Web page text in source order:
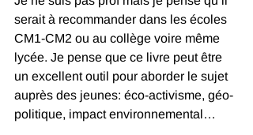
serait à recommander dans les écoles
CM1-CM2 ou au collège voire même
lycée. Je pense que ce livre peut être
un excellent outil pour aborder le sujet
auprès des jeunes: éco-activisme, géo-
politique, impact environnemental…